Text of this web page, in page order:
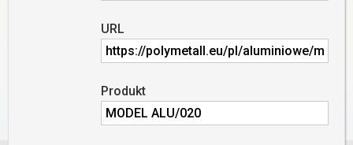
URL
Produkt